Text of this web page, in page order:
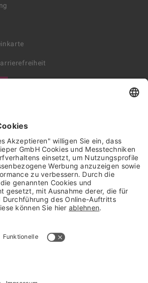
seit 2010
der Verbundgruppe beauty alliance